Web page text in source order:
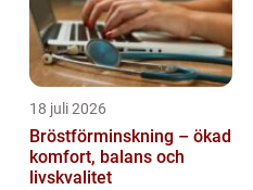
18 juli 2026
Bröstförminskning – ökad
komfort, balans och
livskvalitet